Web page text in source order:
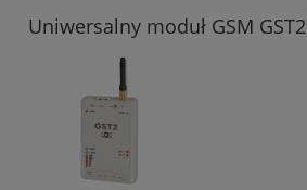
Uniwersalny moduł GSM GST2